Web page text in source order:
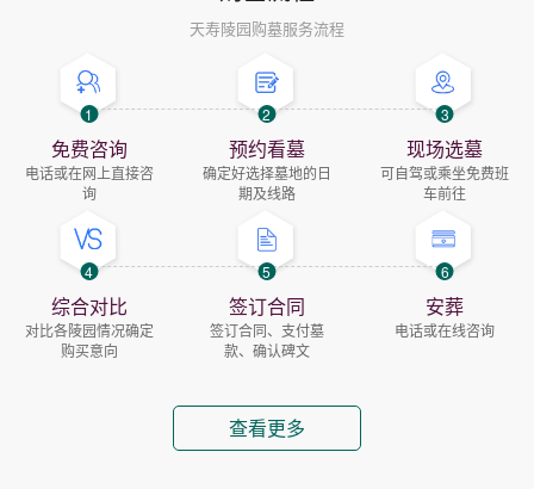
天寿陵园购墓服务流程
1
免费咨询
电话或在网上直接咨
询
2
预约看墓
确定好选择墓地的日
期及线路
3
现场选墓
可自驾或乘坐免费班
车前往
4
综合对比
对比各陵园情况确定
购买意向
5
签订合同
签订合同、支付墓
款、确认碑文
6
安葬
电话或在线咨询
查看更多